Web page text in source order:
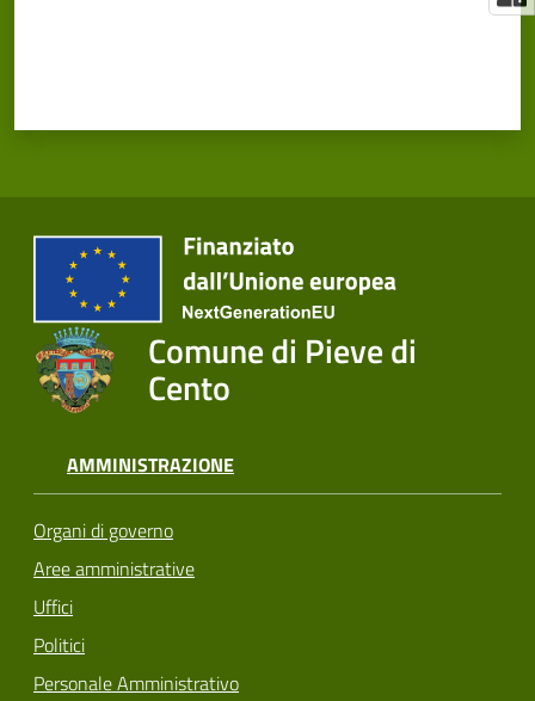
Comune di Pieve di
Cento
AMMINISTRAZIONE
Organi di governo
Aree amministrative
Uffici
Politici
Personale Amministrativo